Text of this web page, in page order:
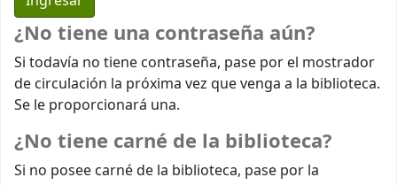
¿No tiene una contraseña aún?
Si todavía no tiene contraseña, pase por el mostrador
de circulación la próxima vez que venga a la biblioteca.
Se le proporcionará una.
¿No tiene carné de la biblioteca?
Si no posee carné de la biblioteca, pase por la